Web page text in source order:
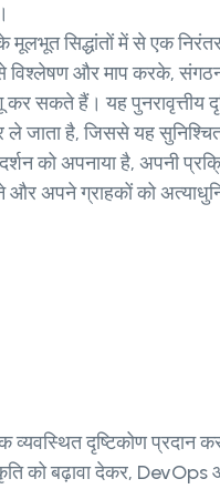
सिद्धांतों में से एक
और माप करके, संगठन
कर सकते हैं। यह पुनरावृत्तीय
जाता है, जिससे यह सुनिश्चित
को अपनाया है, अपनी
और अपने ग्राहकों को
दृष्टिकोण प्रदान
को बढ़ावा देकर, DevOps